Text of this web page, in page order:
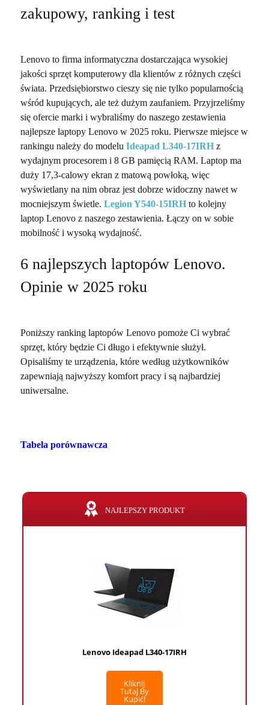
zakupowy, ranking i test
Lenovo to firma informatyczna dostarczająca wysokiej
jakości sprzęt komputerowy dla klientów z różnych części
świata. Przedsiębiorstwo cieszy się nie tylko popularnością
wśród kupujących, ale też dużym zaufaniem. Przyjrzeliśmy
się ofercie marki i wybraliśmy do naszego zestawienia
najlepsze laptopy Lenovo w 2025 roku. Pierwsze miejsce w
rankingu należy do modelu Ideapad L340-17IRHz
wydajnym procesorem i 8 GB pamięcią RAM. Laptop ma
duży 17,3-calowy ekran z matową powłoką, więc
wyświetlany na nim obraz jest dobrze widoczny nawet w
mocniejszym świetle. Legion Y540-15IRHto kolejny
laptop Lenovo z naszego zestawienia. Łączy on w sobie
mobilność i wysoką wydajność.
6 najlepszych laptopów Lenovo.
Opinie w 2025 roku
Poniższy ranking laptopów Lenovo pomoże Ci wybrać
sprzęt, który będzie Ci długo i efektywnie służył.
Opisaliśmy te urządzenia, które według użytkowników
zapewniają najwyższy komfort pracy i są najbardziej
uniwersalne.
Tabela porównawcza
NAJLEPSZY PRODUKT
Lenovo Ideapad L340-17IRH
Kliknij
Tutaj By
Kupić!